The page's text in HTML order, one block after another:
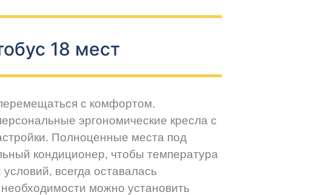
18 мест
с комфортом.
эргономические кресла с
Полноценные места под
кондиционер, чтобы температура
всегда оставалась
можно установить